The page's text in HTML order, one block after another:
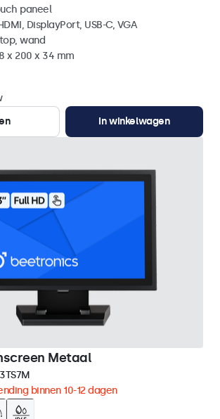
paneel
DisplayPort, USB-C, VGA
wand
x 200 x 34 mm
In winkelwagen
Metaal
binnen 10-12 dagen